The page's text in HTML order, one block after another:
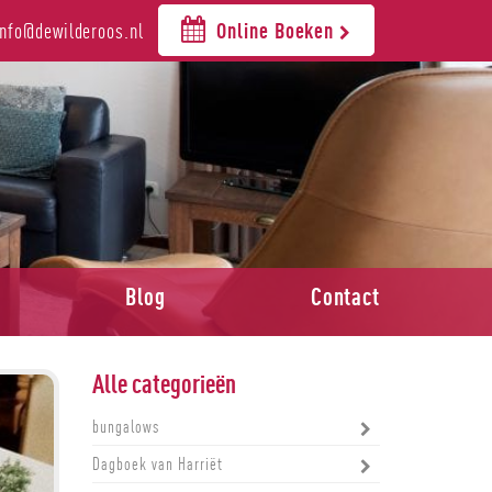
Online Boeken
Blog Contact
Alle categorieën
bungalows
Dagboek van Harriët